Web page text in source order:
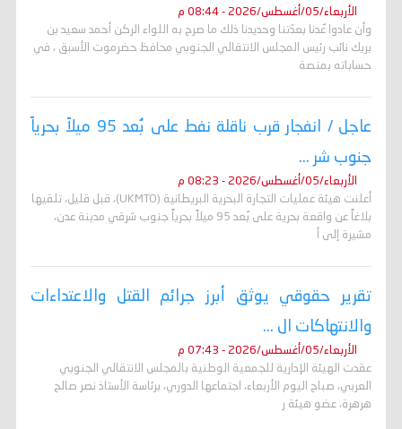
الأربعاء/05/أغسطس/2026 - 08:44 م
وأن عادوا عُدنا بعدّتنا وحديدنا ذلك ما صرح به اللواء الركن أحمد سعيد بن
بريك نائب رئيس المجلس الانتقالي الجنوبي محافظ حضرموت الأسبق ، في
حساباته بمنصة
عاجل / انفجار قرب ناقلة نفط على بُعد 95 ميلاً بحرياً
جنوب شر ...
الأربعاء/05/أغسطس/2026 - 08:23 م
أعلنت هيئة عمليات التجارة البحرية البريطانية (UKMTO)، قبل قليل، تلقيها
بلاغاً عن واقعة بحرية على بُعد 95 ميلاً بحرياً جنوب شرقي مدينة عدن،
مشيرة إلى أ
تقرير حقوقي يوثق أبرز جرائم القتل والاعتداءات
والانتهاكات ال ...
الأربعاء/05/أغسطس/2026 - 07:43 م
عقدت الهيئة الإدارية للجمعية الوطنية بالمجلس الانتقالي الجنوبي
العربي، صباح اليوم الأربعاء، اجتماعها الدوري، برئاسة الأستاذ نصر صالح
هرهرة، عضو هيئة ر